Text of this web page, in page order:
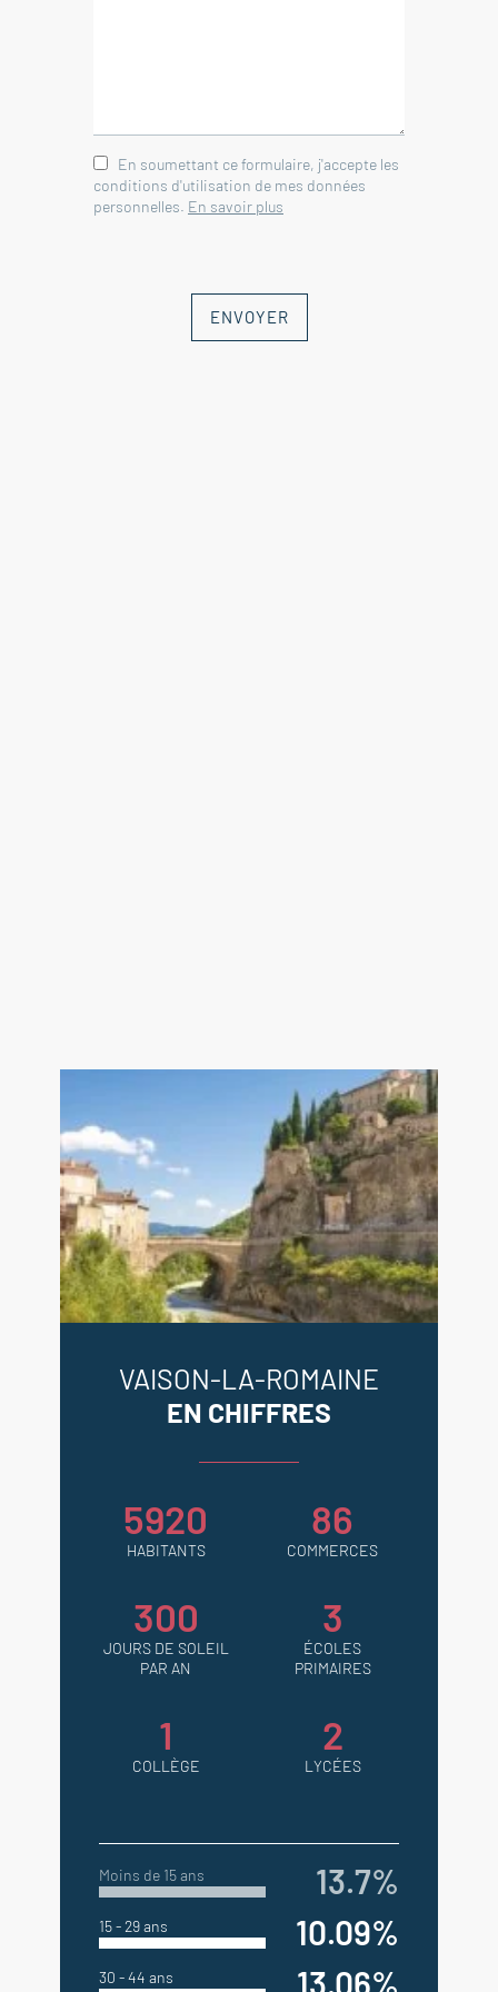
En soumettant ce formulaire, j'accepte les
conditions d'utilisation de mes données
personnelles. En savoir plus
ENVOYER
VAISON-LA-ROMAINE
EN CHIFFRES
5920
HABITANTS
86
COMMERCES
300
JOURS DE SOLEIL
PAR AN
3
ÉCOLES
PRIMAIRES
1
COLLÈGE
2
LYCÉES
Moins de 15 ans 13.7%
15 - 29 ans 10.09%
30 - 44 ans 13.06%